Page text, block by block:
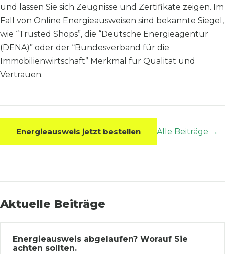
und lassen Sie sich Zeugnisse und Zertifikate zeigen. Im
Fall von Online Energieausweisen sind bekannte Siegel,
wie “Trusted Shops”, die “Deutsche Energieagentur
(DENA)” oder der “Bundesverband für die
Immobilienwirtschaft” Merkmal für Qualität und
Vertrauen.
Energieausweis jetzt bestellen Alle Beiträge →
Aktuelle Beiträge
Energieausweis abgelaufen? Worauf Sie
achten sollten.